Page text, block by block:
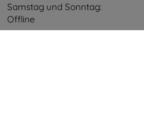
Samstag und Sonntag:
Offline